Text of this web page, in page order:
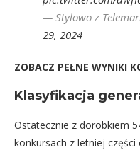
— Stylowo z
29, 2024
ZOBACZ PEŁNE WYNIKI
Klasyfikacja
Ostatecznie z dorobkiem
konkursach z letniej